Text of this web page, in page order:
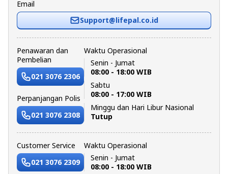
Email
Support@lifepal.co.id
Penawaran dan
Pembelian
021 3076 2306
Perpanjangan Polis
021 3076 2308
Waktu Operasional
Senin - Jumat
08:00 - 18:00 WIB
Sabtu
08:00 - 17:00 WIB
Minggu dan Hari Libur Nasional
Tutup
Customer Service
021 3076 2309
Waktu Operasional
Senin - Jumat
08:00 - 18:00 WIB